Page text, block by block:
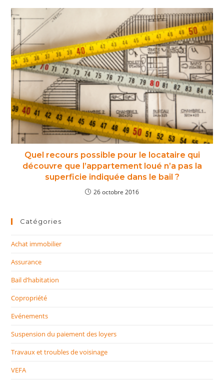
Quel recours possible pour le locataire qui
découvre que l’appartement loué n’a pas la
superficie indiquée dans le bail ?
26 octobre 2016
Catégories
Achat immobilier
Assurance
Bail d’habitation
Copropriété
Evénements
Suspension du paiement des loyers
Travaux et troubles de voisinage
VEFA